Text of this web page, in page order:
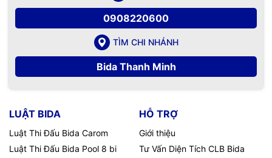
0908220600
TÌM CHI NHÁNH
Bida Thanh Minh
LUẬT BIDA
Luật Thi Đấu Bida Carom
Luật Thi Đấu Bida Pool 8 bi
HỖ TRỢ
Giới thiệu
Tư Vấn Diện Tích CLB Bida